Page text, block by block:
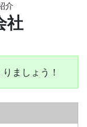
介
社
ましょう！